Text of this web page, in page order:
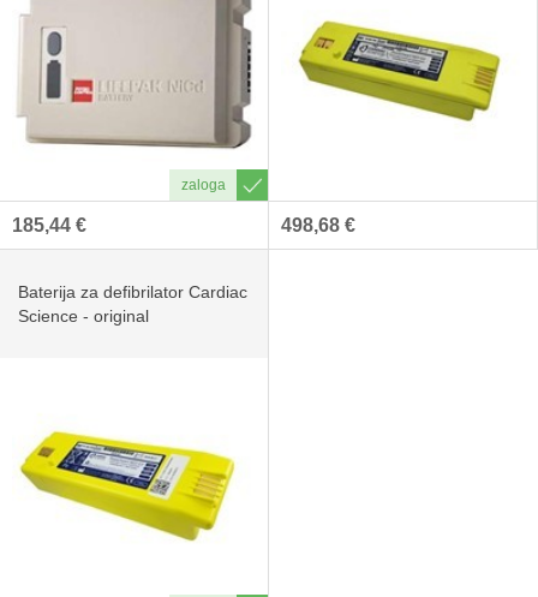
185,44 € 498,68 €
Baterija za defibrilator Cardiac
Science - original